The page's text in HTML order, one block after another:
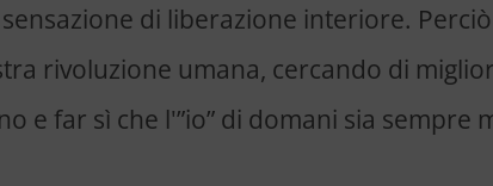
di liberazione interiore.
rivoluzione umana, cercando di
e far sì che l'”io” di domani sia sempre